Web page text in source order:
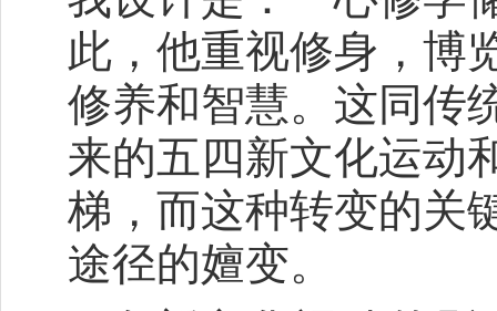
此，他重视修身，博
修养和智慧。这同传
来的五四新文化运动
梯，而这种转变的关
途径的嬗变。